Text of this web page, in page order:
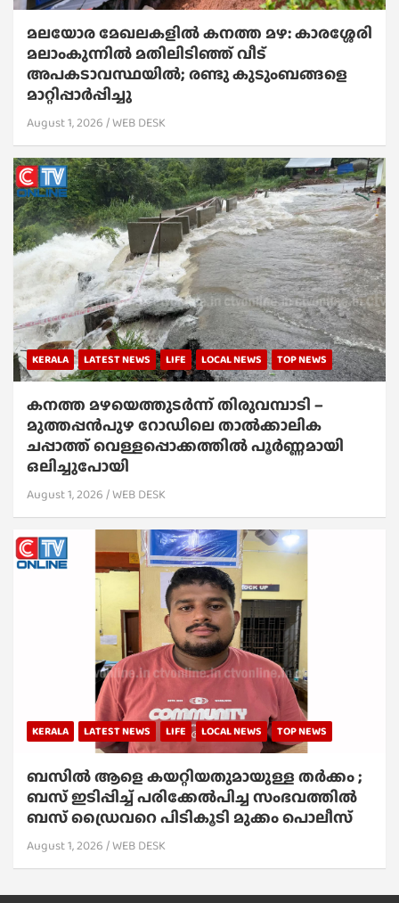
മലയോര മേഖലകളിൽ കനത്ത മഴ: കാരശ്ശേരി
മലാംകുന്നിൽ മതിലിടിഞ്ഞ് വീട്
അപകടാവസ്ഥയിൽ; രണ്ടു കുടുംബങ്ങളെ
മാറ്റിപ്പാർപ്പിച്ചു
August 1, 2026 WEB DESK
KERALA LATEST NEWS LIFE LOCAL NEWS TOP NEWS
കനത്ത മഴയെത്തുടർന്ന് തിരുവമ്പാടി –
മുത്തപ്പൻപുഴ റോഡിലെ താൽക്കാലിക
ചപ്പാത്ത് വെള്ളപ്പൊക്കത്തിൽ പൂർണ്ണമായി
ഒലിച്ചുപോയി
August 1, 2026 WEB DESK
KERALA LATEST NEWS LIFE LOCAL NEWS TOP NEWS
ബസിൽ ആളെ കയറ്റിയതുമായുള്ള തർക്കം ;
ബസ് ഇടിപ്പിച്ച് പരിക്കേൽപിച്ച സംഭവത്തിൽ
ബസ് ഡ്രൈവറെ പിടികൂടി മുക്കം പൊലീസ്
August 1, 2026 WEB DESK